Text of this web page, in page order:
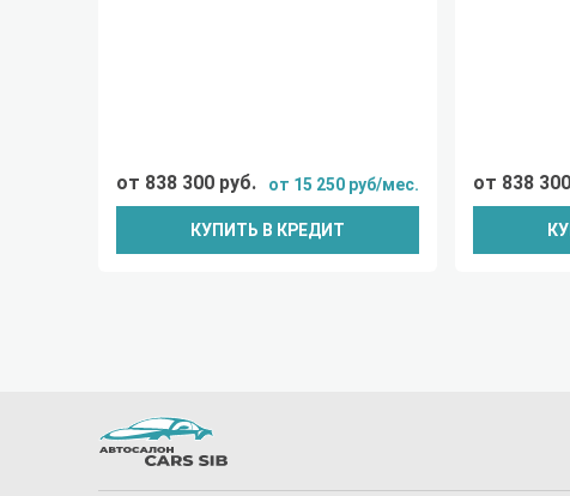
от 838 300 руб. от 15 250 руб/мес.
КУПИТЬ В КРЕДИТ
от 838